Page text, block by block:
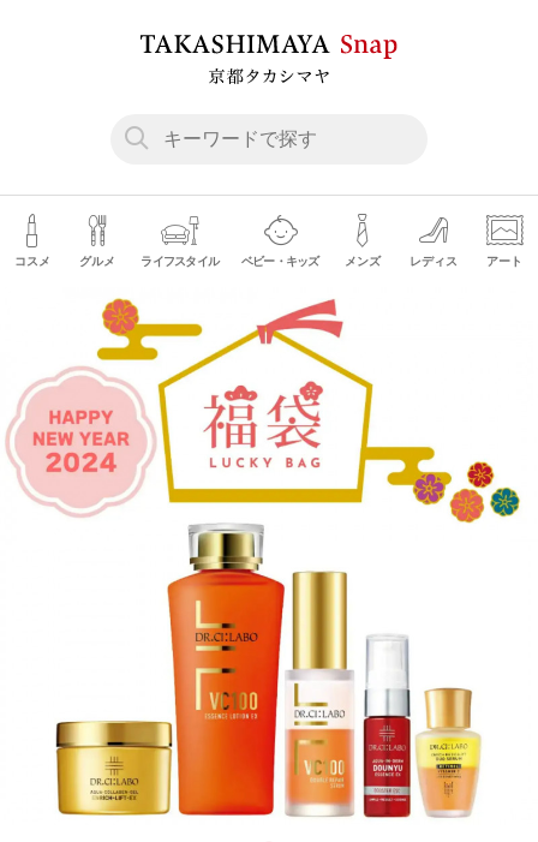
コスメ グルメ ライフスタイル ベビー・キッズ メンズ レディス アート